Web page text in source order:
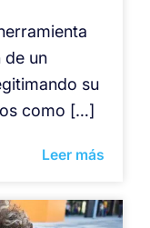
de un
su
como […]
Leer más